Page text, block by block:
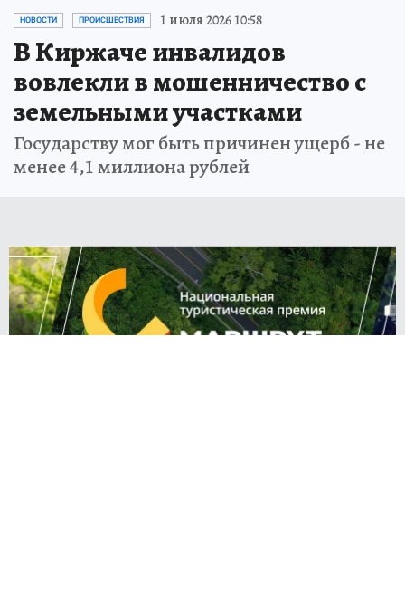
НОВОСТИ ПРОИСШЕСТВИЯ 1 июля 2026 10:58
В Киржаче инвалидов
вовлекли в мошенничество с
земельными участками
Государству мог быть причинен ущерб - не
менее 4,1 миллиона рублей